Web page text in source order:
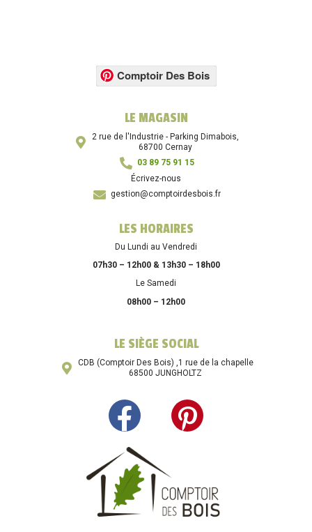
Comptoir Des Bois
LE MAGASIN
2 rue de l'Industrie - Parking Dimabois,
68700 Cernay
03 89 75 91 15
Écrivez-nous
gestion@comptoirdesbois.fr
LES HORAIRES
Du Lundi au Vendredi
07h30 – 12h00 & 13h30 – 18h00
Le Samedi
08h00 – 12h00
LE SIÈGE SOCIAL
CDB (Comptoir Des Bois) ,1 rue de la chapelle
68500 JUNGHOLTZ